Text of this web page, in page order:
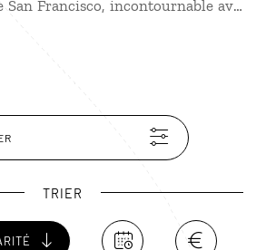
Francisco, incontournable avec
et ses catacombes. Lima
dans le quartier branché de
les amateurs de surf feront un tour
TRIER